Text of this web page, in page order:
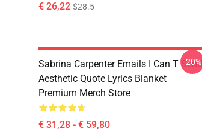
€ 26,22 $28.5
Sabrina Carpenter Emails I Can T Send
Aesthetic Quote Lyrics Blanket
Premium Merch Store
€ 31,28 - € 59,80
-20%